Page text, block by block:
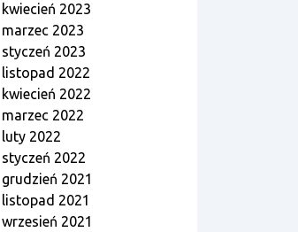
kwiecień 2023
marzec 2023
styczeń 2023
listopad 2022
kwiecień 2022
marzec 2022
luty 2022
styczeń 2022
grudzień 2021
listopad 2021
wrzesień 2021